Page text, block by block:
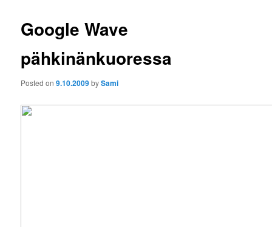
Google Wave
pähkinänkuoressa
Posted on9.10.2009bySami